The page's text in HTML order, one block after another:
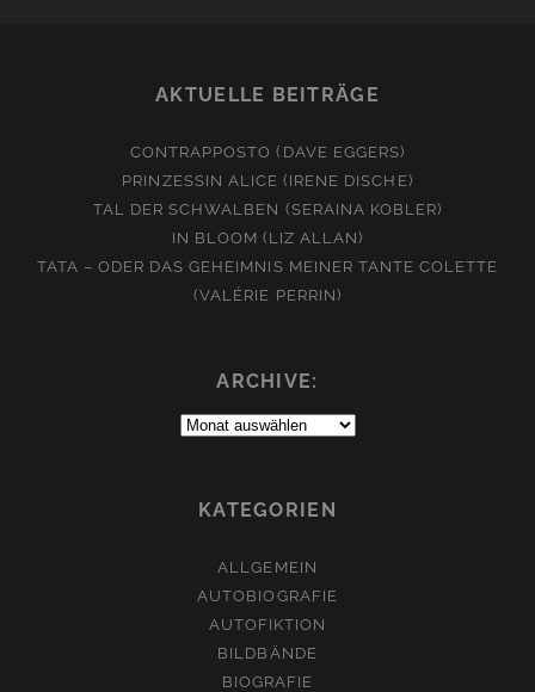
AKTUELLE BEITRÄGE
CONTRAPPOSTO (DAVE EGGERS)
PRINZESSIN ALICE (IRENE DISCHE)
TAL DER SCHWALBEN (SERAINA KOBLER)
IN BLOOM (LIZ ALLAN)
TATA – ODER DAS GEHEIMNIS MEINER TANTE COLETTE
(VALÉRIE PERRIN)
ARCHIVE:
Archive:
KATEGORIEN
ALLGEMEIN
AUTOBIOGRAFIE
AUTOFIKTION
BILDBÄNDE
BIOGRAFIE